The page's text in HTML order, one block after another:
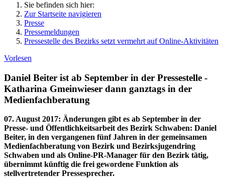
Sie befinden sich hier:
Zur Startseite navigieren
Presse
Pressemeldungen
Pressestelle des Bezirks setzt vermehrt auf Online-Aktivitäten
Vorlesen
Daniel Beiter ist ab September in der Pressestelle -
Katharina Gmeinwieser dann ganztags in der
Medienfachberatung
07. August 2017: Änderungen gibt es ab September in der
Presse- und Öffentlichkeitsarbeit des Bezirk Schwaben: Daniel
Beiter, in den vergangenen fünf Jahren in der gemeinsamen
Medienfachberatung von Bezirk und Bezirksjugendring
Schwaben und als Online-PR-Manager für den Bezirk tätig,
übernimmt künftig die frei gewordene Funktion als
stellvertretender Pressesprecher.